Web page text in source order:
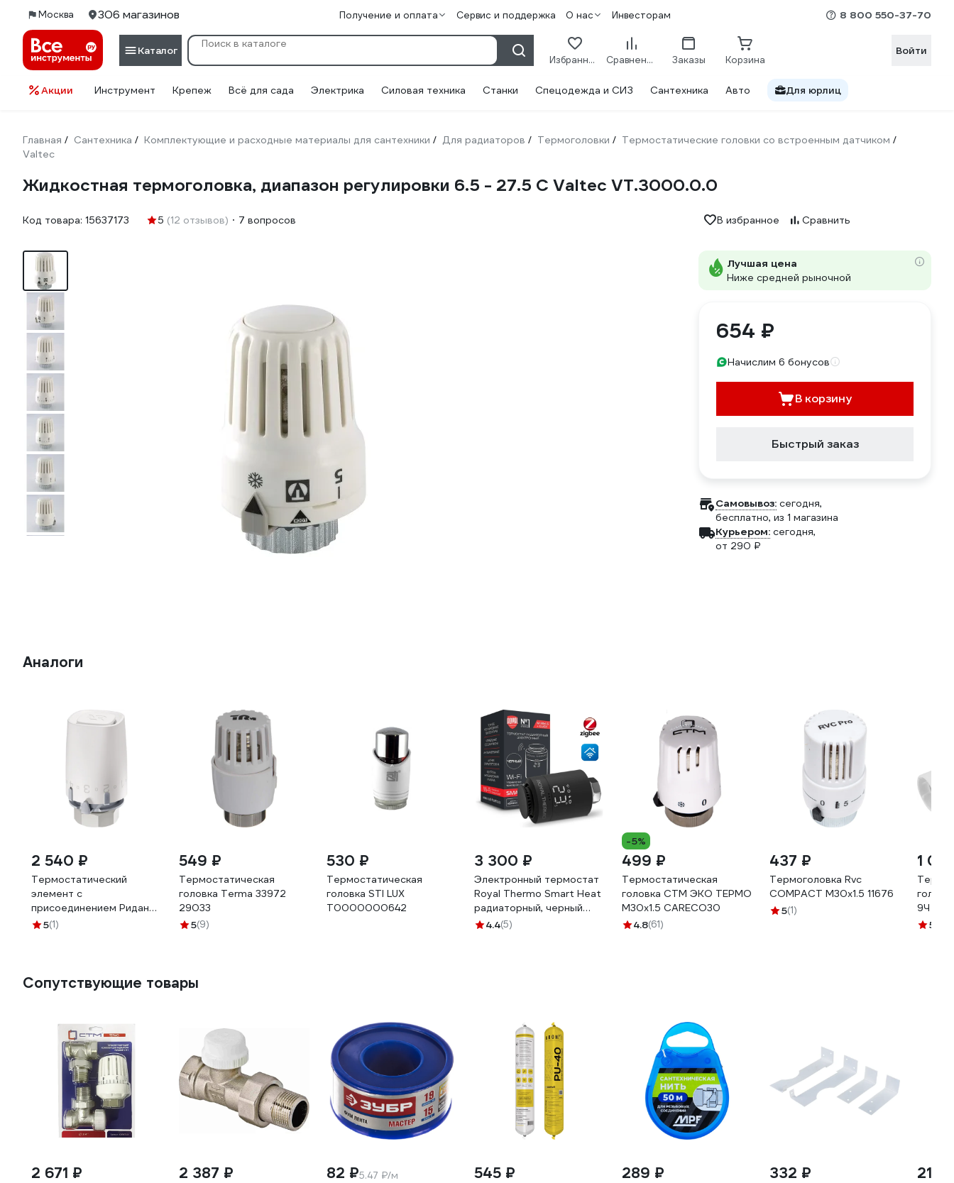
Москва 306 магазинов Получение и оплата Сервис и поддержка О нас Инвесторам 8 800 550-37-70
Каталог
Избранное Сравнение Заказы Корзина
Войти
Акции Инструмент Крепеж Всё для сада Электрика Силовая техника Станки Спецодежда и СИЗ Сантехника Авто Для юрлиц
Главная / Сантехника / Комплектующие и расходные материалы для сантехники / Для радиаторов / Термоголовки / Термостатические головки со встроенным датчиком /
Valtec
Жидкостная термоголовка, диапазон регулировки 6.5 - 27.5 C Valtec VT.3000.0.0
Код товара: 15637173 5 (12 отзывов) 7 вопросов В избранное Сравнить
Лучшая цена
Ниже средней рыночной
654 ₽
Начислим 6 бонусов
В корзину
Быстрый заказ
Самовывоз: сегодня,
бесплатно, из 1 магазина
Курьером: сегодня,
от 290 ₽
Аналоги
2 540 ₽
Термостатический
элемент с
присоединением Ридан
Ultra М30x1,5 TR 9001
5(1)
549 ₽
Термостатическая
головка Terma 33972
29033
5(9)
530 ₽
Термостатическая
головка STI LUX
Т0000000642
3 300 ₽
Электронный термостат
Royal Thermo Smart Heat
радиаторный, черный
НС-1402610
4.4(5)
-5%
499 ₽
Термостатическая
головка СТМ ЭКО ТЕРМО
М30x1.5 CARECO30
4.8(61)
437 ₽
Термоголовка Rvc
COMPACT М30x1.5 11676
5(1)
1
9Ч
5
Сопутствующие товары
2 671 ₽ 2 387 ₽ 82 ₽5.47 ₽/м 545 ₽ 289 ₽ 332 ₽ 219